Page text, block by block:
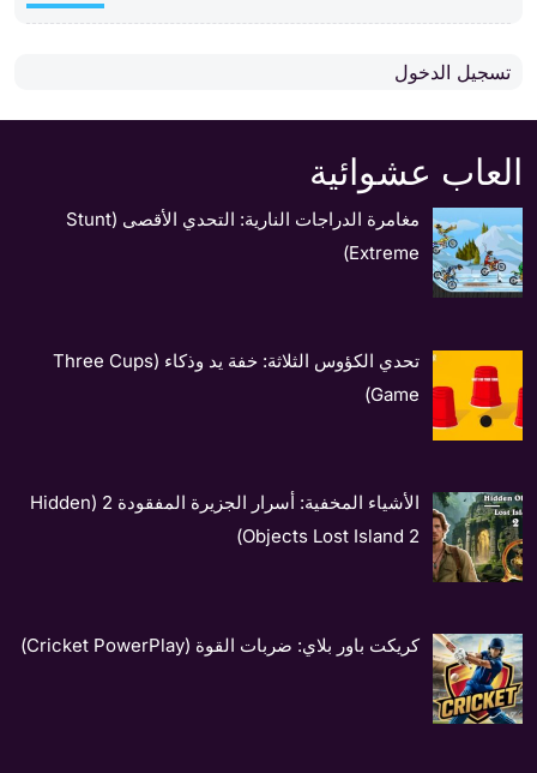
تسجيل الدخول
العاب عشوائية
مغامرة الدراجات النارية: التحدي الأقصى (Stunt
Extreme)
تحدي الكؤوس الثلاثة: خفة يد وذكاء (Three Cups
Game)
الأشياء المخفية: أسرار الجزيرة المفقودة 2 (Hidden
Objects Lost Island 2)
كريكت باور بلاي: ضربات القوة (Cricket PowerPlay)